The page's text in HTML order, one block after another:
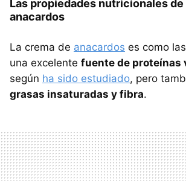
Las propiedades nutricionales de
anacardos
La crema de anacardos es como
una excelente fuente de proteínas
según ha sido estudiado, pero
grasas insaturadas y fibra.